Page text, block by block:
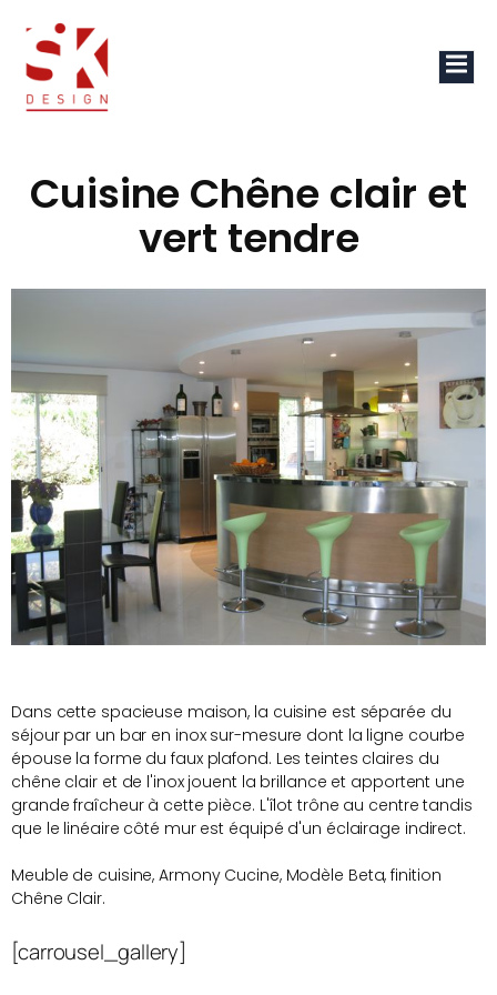
Cuisine Chêne clair et
vert tendre
Dans cette spacieuse maison, la cuisine est séparée du
séjour par un bar en inox sur-mesure dont la ligne courbe
épouse la forme du faux plafond. Les teintes claires du
chêne clair et de l'inox jouent la brillance et apportent une
grande fraîcheur à cette pièce. L'îlot trône au centre tandis
que le linéaire côté mur est équipé d'un éclairage indirect.
Meuble de cuisine, Armony Cucine, Modèle Beta, finition
Chêne Clair.
[carrousel_gallery]